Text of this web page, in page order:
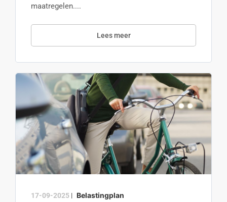
maatregelen....
Lees meer
17-09-2025 | Belastingplan